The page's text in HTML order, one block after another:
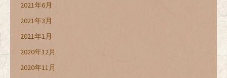
2021年6月
2021年3月
2021年1月
2020年12月
2020年11月